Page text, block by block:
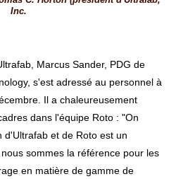
Inc.
Marcus Sander, PDG de
s'est adressé au personnel à
Il a chaleureusement
dans l'équipe Roto : "On
d'Ultrafab et de Roto est un
sommes la référence pour les
en matière de gamme de